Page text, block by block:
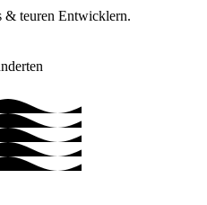
& teuren Entwicklern.